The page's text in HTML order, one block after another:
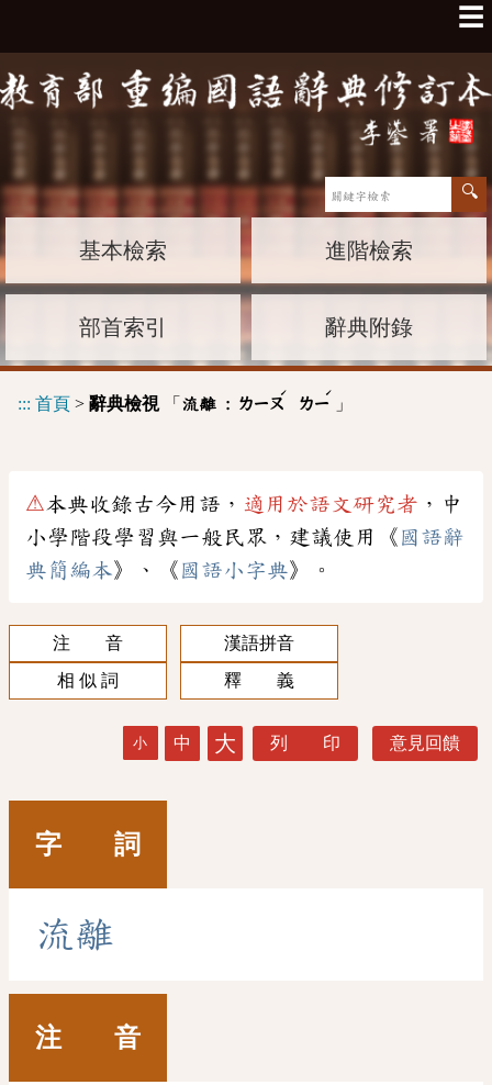
☰
基本檢索 進階檢索
部首索引 辭典附錄
::: 首頁 > 辭典檢視「 流離 : ㄌㄧㄡ
ˊ
ㄌㄧ
ˊ
」
⚠本典收錄古今用語， 適用於語文研究者 ，中
小學階段學習與一般民眾，建議使用《 國語辭
典簡編本》、《 國語小字典》。
注 音
漢語拼音
相 似 詞
釋 義
小 中 大 列 印 意見回饋
字 詞
流 離
注 音